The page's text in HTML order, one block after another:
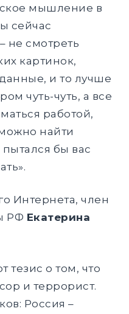
мышление в
сейчас
не смотреть
картинок,
данные, и то лучше
чуть-чуть, а все
работой,
найти
бы вас
Интернета, член
РФ Екатерина
тезис о том, что
и террорист.
Россия –